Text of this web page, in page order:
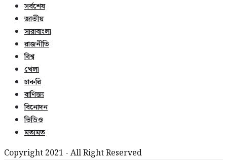
সর্বশেষ
জাতীয়
সারাবাংলা
রাজনীতি
বিশ্ব
খেলা
চাকরি
বাণিজ্য
বিনোদন
ভিডিও
মতামত
Copyright 2021 - All Right Reserved